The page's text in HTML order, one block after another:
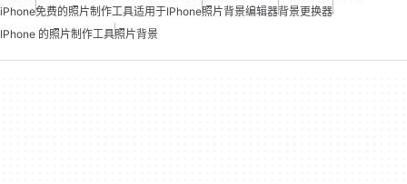
iPhone免费的照片制作工具适用于iPhone照片背景编辑器背景更换器
IPhone 的照片制作工具照片背景